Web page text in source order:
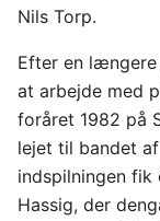
Nils Torp.
Efter en
at arbejde med
foråret 1982 på
lejet til bandet
indspilningen
Hassig, der